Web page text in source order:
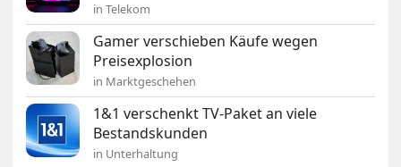
in Telekom
Gamer verschieben Käufe wegen
Preisexplosion
in Marktgeschehen
1&1 verschenkt TV-Paket an viele
Bestandskunden
in Unterhaltung